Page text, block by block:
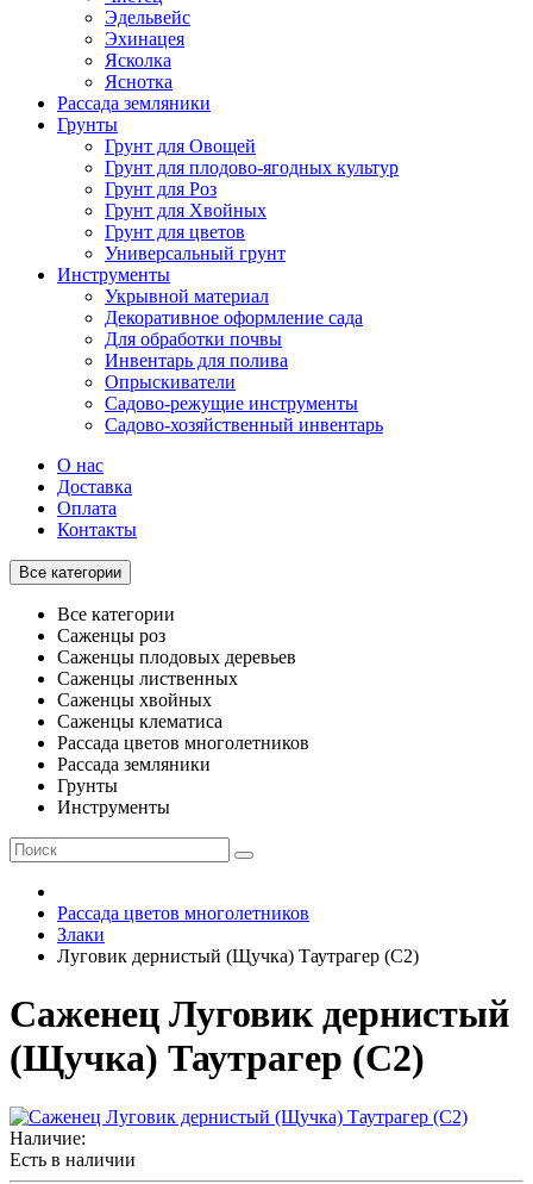
Эдельвейс
Эхинацея
Ясколка
Яснотка
Рассада земляники
Грунты
Грунт для Овощей
Грунт для плодово-ягодных культур
Грунт для Роз
Грунт для Хвойных
Грунт для цветов
Универсальный грунт
Инструменты
Укрывной материал
Декоративное оформление сада
Для обработки почвы
Инвентарь для полива
Опрыскиватели
Садово-режущие инструменты
Садово-хозяйственный инвентарь
О нас
Доставка
Оплата
Контакты
Все категории
Все категории
Саженцы роз
Саженцы плодовых деревьев
Саженцы лиственных
Саженцы хвойных
Саженцы клематиса
Рассада цветов многолетников
Рассада земляники
Грунты
Инструменты
Рассада цветов многолетников
Злаки
Луговик дернистый (Щучка) Таутрагер (С2)
Саженец Луговик дернистый
(Щучка) Таутрагер (С2)
Наличие:
Есть в наличии